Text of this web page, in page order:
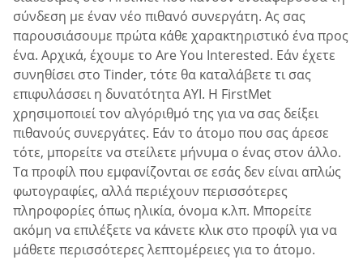
σύνδεση με έναν νέο πιθανό συνεργάτη. Ας σας
παρουσιάσουμε πρώτα κάθε χαρακτηριστικό ένα προς
ένα. Αρχικά, έχουμε το Are You Interested. Εάν έχετε
συνηθίσει στο Tinder, τότε θα καταλάβετε τι σας
επιφυλάσσει η δυνατότητα AYI. Η FirstMet
χρησιμοποιεί τον αλγόριθμό της για να σας δείξει
πιθανούς συνεργάτες. Εάν το άτομο που σας άρεσε
τότε, μπορείτε να στείλετε μήνυμα ο ένας στον άλλο.
Τα προφίλ που εμφανίζονται σε εσάς δεν είναι απλώς
φωτογραφίες, αλλά περιέχουν περισσότερες
πληροφορίες όπως ηλικία, όνομα κ.λπ. Μπορείτε
ακόμη να επιλέξετε να κάνετε κλικ στο προφίλ για να
μάθετε περισσότερες λεπτομέρειες για το άτομο.